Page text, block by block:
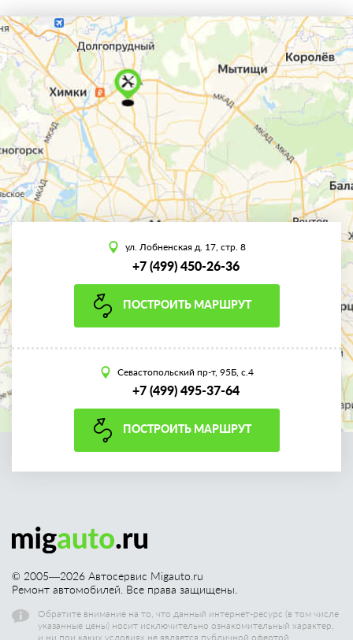
ул. Лобненская д. 17, стр. 8
+7 (499) 450-26-36
ПОСТРОИТЬ МАРШРУТ
Севастопольский пр-т, 95Б, с.4
+7 (499) 495-37-64
ПОСТРОИТЬ МАРШРУТ
© 2005—2026 Автосервис Migauto.ru
Ремонт автомобилей. Все права защищены.
Обратите внимание на то, что данный интернет-ресурс (в том числе
указанные цены) носит исключительно ознакомительный характер,
и ни при каких условиях не является публичной офертой.